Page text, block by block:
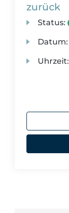
zurück
Status:
Datum:
Uhrzeit: